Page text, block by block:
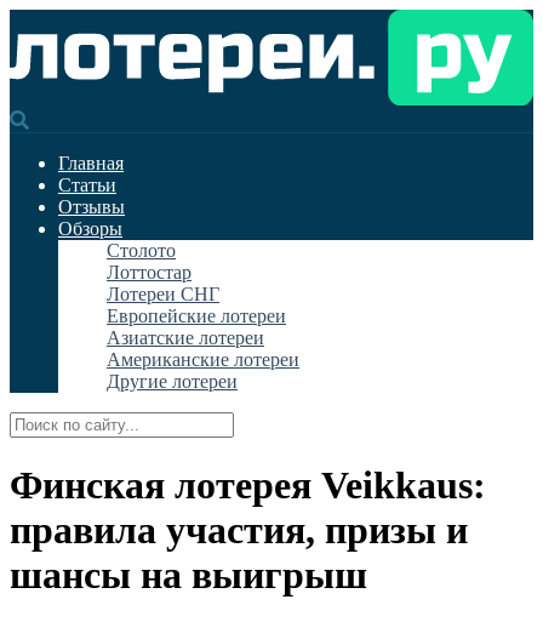
Главная
Статьи
Отзывы
Обзоры
Столото
Лоттостар
Лотереи СНГ
Европейские лотереи
Азиатские лотереи
Американские лотереи
Другие лотереи
Финская лотерея Veikkaus:
правила участия, призы и
шансы на выигрыш